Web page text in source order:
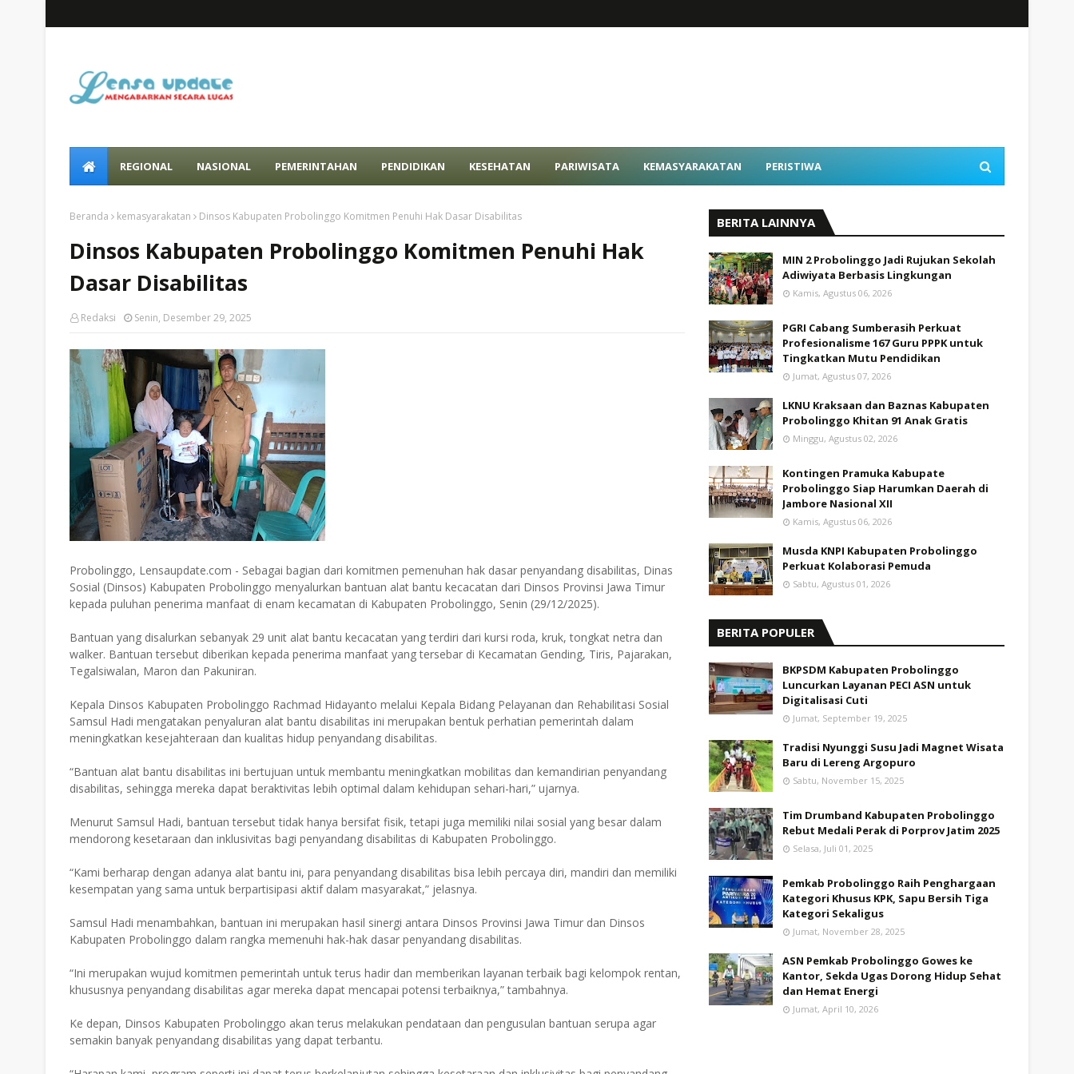
REGIONAL NASIONAL PEMERINTAHAN PENDIDIKAN KESEHATAN PARIWISATA KEMASYARAKATAN PERISTIWA
Beranda kemasyarakatan Dinsos Kabupaten Probolinggo Komitmen Penuhi Hak Dasar Disabilitas
Dinsos Kabupaten Probolinggo Komitmen Penuhi Hak
Dasar Disabilitas
Redaksi Senin, Desember 29, 2025
Probolinggo, Lensaupdate.com - Sebagai bagian dari komitmen pemenuhan hak dasar penyandang disabilitas, Dinas
Sosial (Dinsos) Kabupaten Probolinggo menyalurkan bantuan alat bantu kecacatan dari Dinsos Provinsi Jawa Timur
kepada puluhan penerima manfaat di enam kecamatan di Kabupaten Probolinggo, Senin (29/12/2025).
Bantuan yang disalurkan sebanyak 29 unit alat bantu kecacatan yang terdiri dari kursi roda, kruk, tongkat netra dan
walker. Bantuan tersebut diberikan kepada penerima manfaat yang tersebar di Kecamatan Gending, Tiris, Pajarakan,
Tegalsiwalan, Maron dan Pakuniran.
Kepala Dinsos Kabupaten Probolinggo Rachmad Hidayanto melalui Kepala Bidang Pelayanan dan Rehabilitasi Sosial
Samsul Hadi mengatakan penyaluran alat bantu disabilitas ini merupakan bentuk perhatian pemerintah dalam
meningkatkan kesejahteraan dan kualitas hidup penyandang disabilitas.
“Bantuan alat bantu disabilitas ini bertujuan untuk membantu meningkatkan mobilitas dan kemandirian penyandang
disabilitas, sehingga mereka dapat beraktivitas lebih optimal dalam kehidupan sehari-hari,” ujarnya.
Menurut Samsul Hadi, bantuan tersebut tidak hanya bersifat fisik, tetapi juga memiliki nilai sosial yang besar dalam
mendorong kesetaraan dan inklusivitas bagi penyandang disabilitas di Kabupaten Probolinggo.
“Kami berharap dengan adanya alat bantu ini, para penyandang disabilitas bisa lebih percaya diri, mandiri dan memiliki
kesempatan yang sama untuk berpartisipasi aktif dalam masyarakat,” jelasnya.
Samsul Hadi menambahkan, bantuan ini merupakan hasil sinergi antara Dinsos Provinsi Jawa Timur dan Dinsos
Kabupaten Probolinggo dalam rangka memenuhi hak-hak dasar penyandang disabilitas.
“Ini merupakan wujud komitmen pemerintah untuk terus hadir dan memberikan layanan terbaik bagi kelompok rentan,
khususnya penyandang disabilitas agar mereka dapat mencapai potensi terbaiknya,” tambahnya.
Ke depan, Dinsos Kabupaten Probolinggo akan terus melakukan pendataan dan pengusulan bantuan serupa agar
semakin banyak penyandang disabilitas yang dapat terbantu.
BERITA LAINNYA
MIN 2 Probolinggo Jadi Rujukan Sekolah
Adiwiyata Berbasis Lingkungan
Kamis, Agustus 06, 2026
PGRI Cabang Sumberasih Perkuat
Profesionalisme 167 Guru PPPK untuk
Tingkatkan Mutu Pendidikan
Jumat, Agustus 07, 2026
LKNU Kraksaan dan Baznas Kabupaten
Probolinggo Khitan 91 Anak Gratis
Minggu, Agustus 02, 2026
Kontingen Pramuka Kabupate
Probolinggo Siap Harumkan Daerah di
Jambore Nasional XII
Kamis, Agustus 06, 2026
Musda KNPI Kabupaten Probolinggo
Perkuat Kolaborasi Pemuda
Sabtu, Agustus 01, 2026
BERITA POPULER
BKPSDM Kabupaten Probolinggo
Luncurkan Layanan PECI ASN untuk
Digitalisasi Cuti
Jumat, September 19, 2025
Tradisi Nyunggi Susu Jadi Magnet Wisata
Baru di Lereng Argopuro
Sabtu, November 15, 2025
Tim Drumband Kabupaten Probolinggo
Rebut Medali Perak di Porprov Jatim 2025
Selasa, Juli 01, 2025
Pemkab Probolinggo Raih Penghargaan
Kategori Khusus KPK, Sapu Bersih Tiga
Kategori Sekaligus
Jumat, November 28, 2025
ASN Pemkab Probolinggo Gowes ke
Kantor, Sekda Ugas Dorong Hidup Sehat
dan Hemat Energi
Jumat, April 10, 2026